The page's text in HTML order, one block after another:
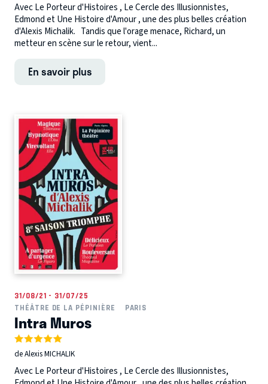
Avec Le Porteur d'Histoires , Le Cercle des Illusionnistes,
Edmond et Une Histoire d'Amour , une des plus belles création
d'Alexis Michalik. Tandis que l'orage menace, Richard, un
metteur en scène sur le retour, vient...
En savoir plus
31/08/21 - 31/07/25
THÉÂTRE DE LA PÉPINIÈRE
PARIS
Intra Muros
de Alexis MICHALIK
Avec Le Porteur d'Histoires , Le Cercle des Illusionnistes,